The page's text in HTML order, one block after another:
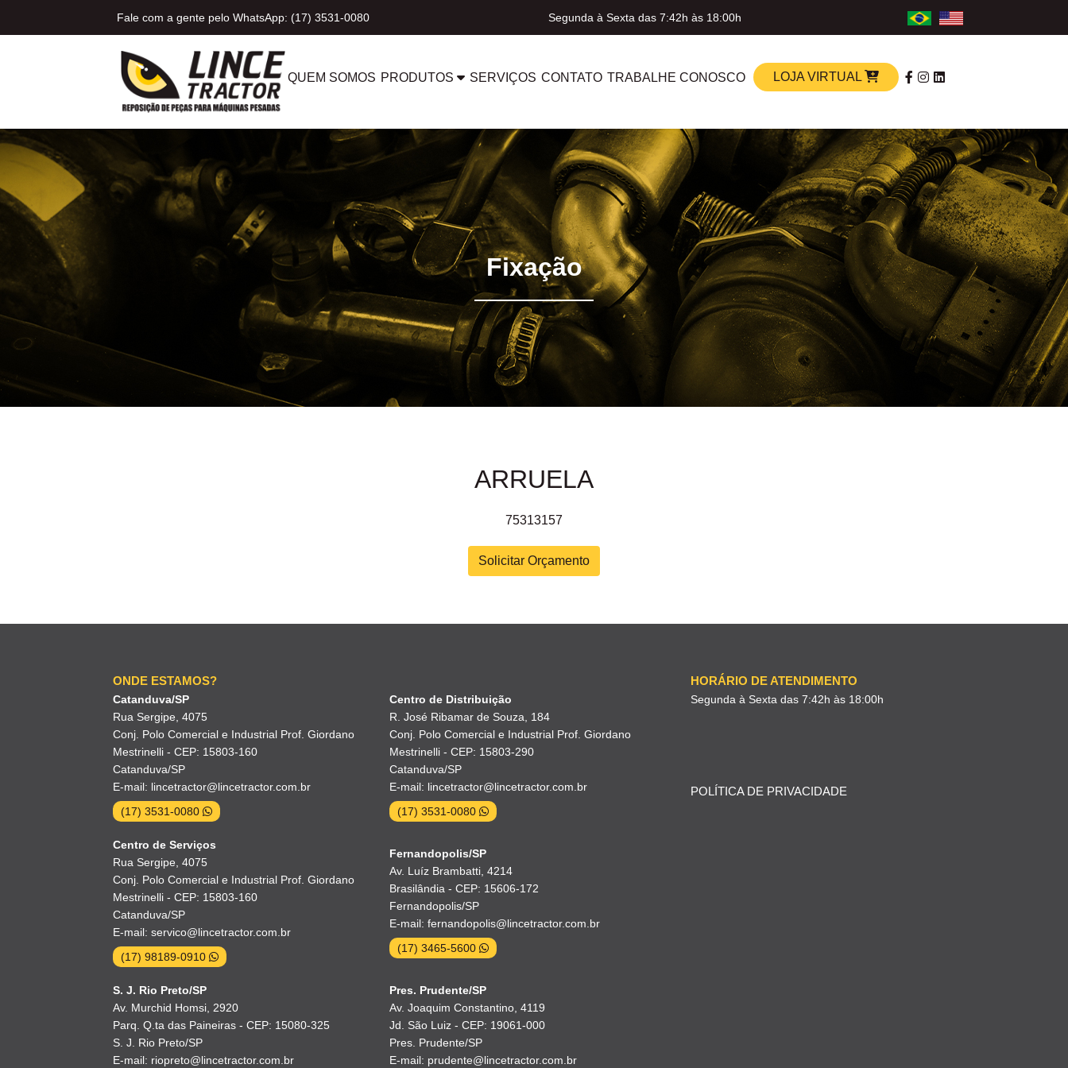
Fale com a gente pelo WhatsApp: (17) 3531-0080 Segunda à Sexta das 7:42h às 18:00h
QUEM SOMOS PRODUTOS SERVIÇOS CONTATO TRABALHE CONOSCO LOJA VIRTUAL
Fixação
ARRUELA
75313157
Solicitar Orçamento
ONDE ESTAMOS?
Catanduva/SP
Rua Sergipe, 4075
Conj. Polo Comercial e Industrial Prof. Giordano
Mestrinelli - CEP: 15803-160
Catanduva/SP
E-mail: lincetractor@lincetractor.com.br
(17) 3531-0080
Centro de Distribuição
R. José Ribamar de Souza, 184
Conj. Polo Comercial e Industrial Prof. Giordano
Mestrinelli - CEP: 15803-290
Catanduva/SP
E-mail: lincetractor@lincetractor.com.br
(17) 3531-0080
Centro de Serviços
Rua Sergipe, 4075
Conj. Polo Comercial e Industrial Prof. Giordano
Mestrinelli - CEP: 15803-160
Catanduva/SP
E-mail: servico@lincetractor.com.br
(17) 98189-0910
Fernandopolis/SP
Av. Luíz Brambatti, 4214
Brasilândia - CEP: 15606-172
Fernandopolis/SP
E-mail: fernandopolis@lincetractor.com.br
(17) 3465-5600
S. J. Rio Preto/SP
Av. Murchid Homsi, 2920
Parq. Q.ta das Paineiras - CEP: 15080-325
S. J. Rio Preto/SP
E-mail: riopreto@lincetractor.com.br
Pres. Prudente/SP
Av. Joaquim Constantino, 4119
Jd. São Luiz - CEP: 19061-000
Pres. Prudente/SP
E-mail: prudente@lincetractor.com.br
HORÁRIO DE ATENDIMENTO
Segunda à Sexta das 7:42h às 18:00h
POLÍTICA DE PRIVACIDADE